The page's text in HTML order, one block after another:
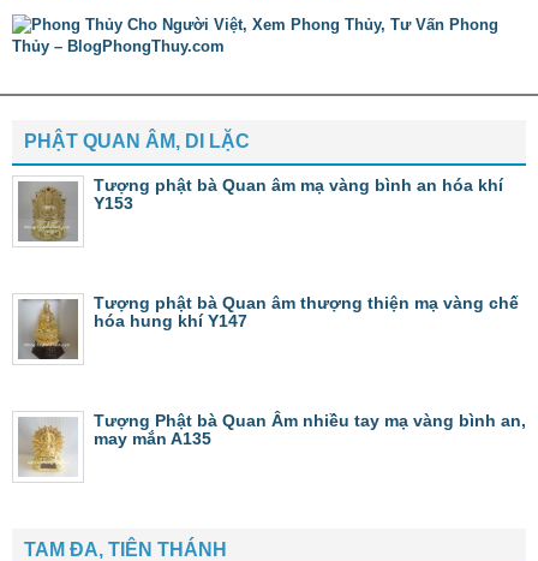
PHẬT QUAN ÂM, DI LẶC
Tượng phật bà Quan âm mạ vàng bình an hóa khí
Y153
Tượng phật bà Quan âm thượng thiện mạ vàng chế
hóa hung khí Y147
Tượng Phật bà Quan Âm nhiều tay mạ vàng bình an,
may mắn A135
TAM ĐA, TIÊN THÁNH